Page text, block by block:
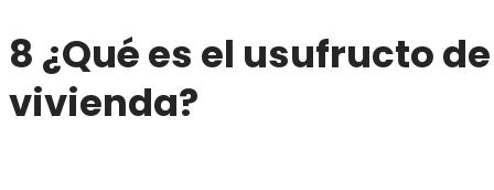
8 ¿Qué es el usufructo
vivienda?